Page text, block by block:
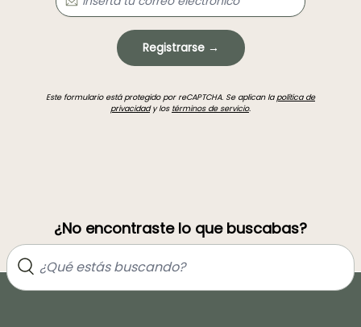
Registrarse →
Este formulario está protegido por reCAPTCHA. Se aplican lapolítica de
privacidady los términos de servicio.
¿No encontraste lo que buscabas?